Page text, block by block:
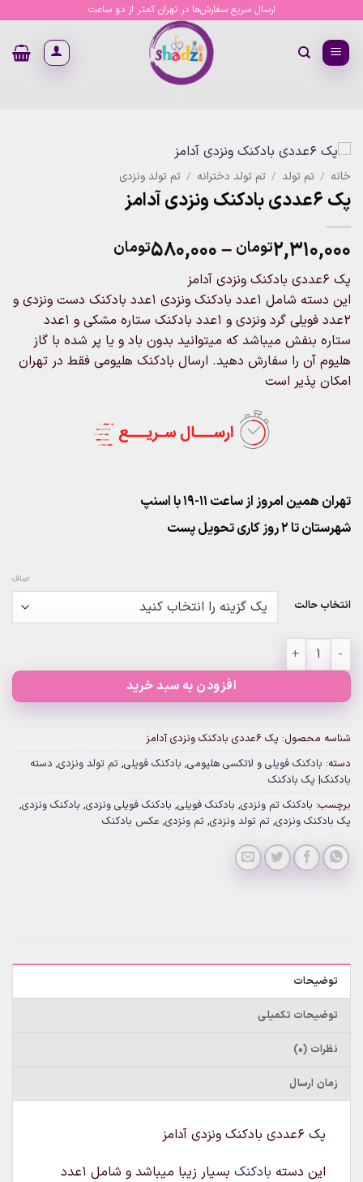
content
ارسال سریع سفارش‌ها در تهران کمتر از دو ساعت
خانه / تم تولد / تم تولد دخترانه / تم تولد ونزدی
پک 6عددی بادکنک ونزدی آدامز
۲,۳۱۰,۰۰۰تومان –۵۸۰,۰۰۰تومان
۵۸۰,۰۰۰تومان
through
۲,۳۱۰,۰۰۰تومان
پک 6عددی بادکنک ونزدی آدامز
این دسته شامل 1عدد بادکنک ونزدی 1عدد بادکنک دست ونزدی و
2عدد فویلی گرد ونزدی و 1عدد بادکنک ستاره مشکی و 1عدد
ستاره بنفش میباشد که میتوانید بدون باد و یا پر شده با گاز
هلیوم آن را سفارش دهید. ارسال بادکنک هلیومی فقط در تهران
امکان پذیر است
تهران همین امروز از ساعت ۱۱-۱۹ با اسنپ
شهرستان تا 2 روز کاری تحویل پست
انتخاب حالت
صاف
افزودن به سبد خرید
شناسه محصول: پک 6عددی بادکنک ونزدی آدامز
دسته: بادکنک فویلی و لاتکسی هلیومی, بادکنک فویلی, تم تولد ونزدی, دسته
بادکنک| پک بادکنک
برچسب: بادکنک تم ونزدی, بادکنک فویلی, بادکنک فویلی ونزدی, بادکنک ونزدی,
پک بادکنک ونزدی, تم تولد ونزدی, تم ونزدی, عکس بادکنک
توضیحات
توضیحات تکمیلی
نظرات (0)
زمان ارسال
پک 6عددی بادکنک ونزدی آدامز
این دسته بادکنک
بسیار زیبا میباشد و شامل 1عدد